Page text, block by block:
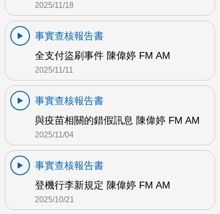
2025/11/18
事實查核報告書
全支付盜刷事件 陳偉婷 FM AM
2025/11/11
事實查核報告書
與疫苗相關的錯假訊息 陳偉婷 FM AM
2025/11/04
事實查核報告書
登機行李新規定 陳偉婷 FM AM
2025/10/21